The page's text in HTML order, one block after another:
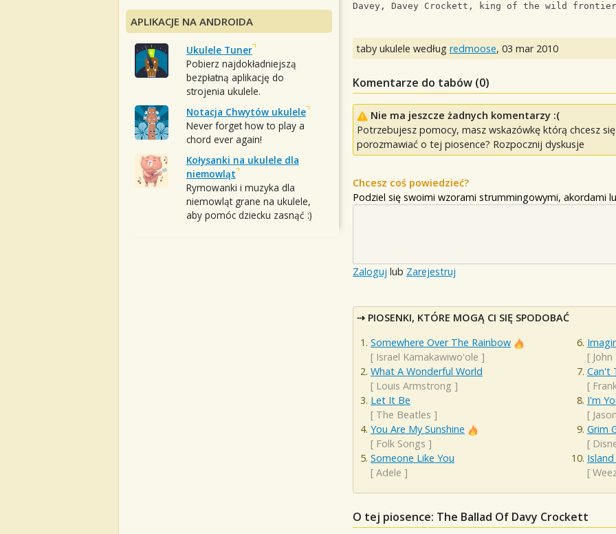
Davey, Davey Crockett, king of the wild
taby ukulele według redmoose, 03 mar 2010
Komentarze do tabów (0)
Nie ma jeszcze żadnych komentarzy :(
Potrzebujesz pomocy, masz wskazówkę którą chcesz
porozmawiać o tej piosence? Rozpocznij dyskusje
Chcesz coś powiedzieć?
Podziel się swoimi wzorami strummingowymi, akordami
Zaloguj lub Zarejestruj
PIOSENKI, KTÓRE MOGĄ CI SIĘ SPODOBAĆ
Somewhere Over The Rainbow
[ Israel Kamakawiwo'ole ]
What A Wonderful World
[ Louis Armstrong ]
Let It Be
[ The Beatles ]
You Are My Sunshine
[ Folk Songs ]
Someone Like You
[ Adele ]
[
Can't
[
I'm
[
Grim
[
[
O tej piosence: The Ballad Of Davy Crockett
APLIKACJE NA ANDROIDA
Ukulele Tuner
Pobierz najdokładniejszą
bezpłatną aplikację do
strojenia ukulele.
Notacja Chwytów ukulele
Never forget how to play a
chord ever again!
Kołysanki na ukulele dla
niemowląt
Rymowanki i muzyka dla
niemowląt grane na ukulele,
aby pomóc dziecku zasnąć :)